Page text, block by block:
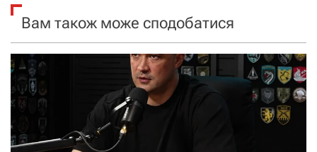
я
з
а
п
и
Вам також може сподобатися